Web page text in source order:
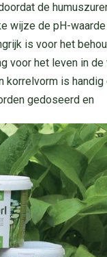
de
wijze de pH-
is voor het
voor het leven in de
korrelvorm is handig
gedoseerd en